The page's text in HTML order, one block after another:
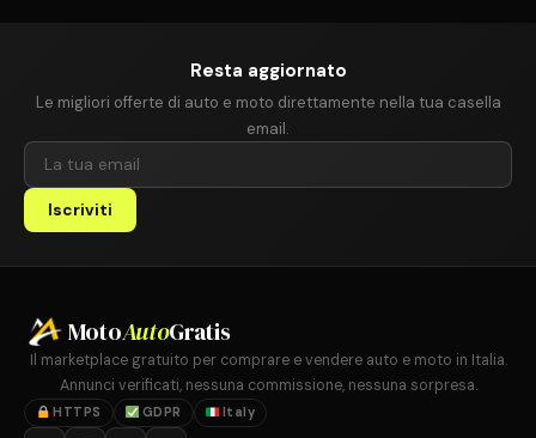
Resta aggiornato
Le migliori offerte di auto e moto direttamente nella tua casella
email.
Iscriviti
MotoAutoGratis
Il marketplace gratuito per comprare e vendere auto e moto in Italia.
Annunci verificati, nessuna commissione, nessuna sorpresa.
HTTPS GDPR Italy